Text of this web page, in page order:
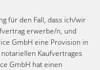
für den Fall, dass ich/wir
erwerbe/n, und
GmbH eine Provision in
Kaufvertrages
GmbH hat einen